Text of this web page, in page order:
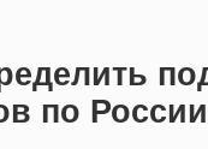
по России